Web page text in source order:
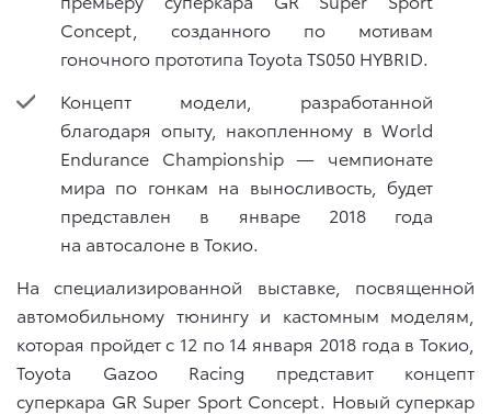
Concept, созданного по мотивам
гоночного прототипа Toyota TS050 HYBRID.
Концепт модели, разработанной
благодаря опыту, накопленному в World
Endurance Championship — чемпионате
мира по гонкам на выносливость, будет
представлен в январе 2018 года
на автосалоне в Токио.
На специализированной выставке, посвященной
автомобильному тюнингу и кастомным моделям,
которая пройдет с 12 по 14 января 2018 года в Токио,
Toyota Gazoo Racing представит концепт
суперкара GR Super Sport Concept. Новый суперкар